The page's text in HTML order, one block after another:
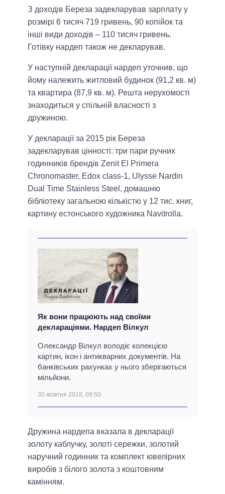
З доходів Береза задекларував зарплату у
розмірі 6 тисяч 719 гривень, 90 копійок та
інші види доходів – 110 тисяч гривень.
Готівку нардеп також не декларував.
У наступній декларації нардеп уточнив, що
йому належить житловий будинок (91,2 кв. м)
та квартира (87,9 кв. м). Решта нерухомості
знаходиться у спільній власності з
дружиною.
У декларації за 2015 рік Береза
задекларував цінності: три пари ручних
годинників брендів Zenit El Primera
Chronomaster, Edox class-1, Ulysse Nardin
Dual Time Stainless Steel, домашню
бібліотеку загальною кількістю у 12 тис. книг,
картину естонського художника Navitrolla.
Як вони працюють над своїми
деклараціями. Нардеп Вілкул
Олександр Вілкул володіє колекцією
картин, ікон і антикварних документів. На
банківських рахунках у нього зберігаються
мільйони.
30 жовтня 2018, 09:50
Дружина нардепа вказала в декларації
золоту каблучку, золоті сережки, золотий
наручний годинник та комплект ювелірних
виробів з білого золота з коштовним
камінням.